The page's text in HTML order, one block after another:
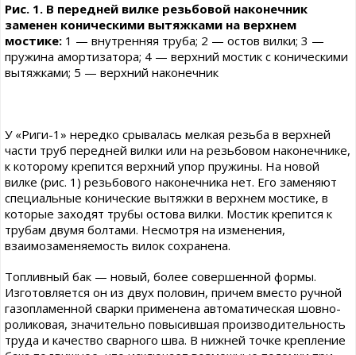
Рис. 1. В передней вилке резьбовой наконечник
заменен коническими вытяжками на верхнем
мостике: 1 — внутренняя труба; 2 — остов вилки; 3 —
пружина амортизатора; 4 — верхний мостик с коническими
вытяжками; 5 — верхний наконечник
У «Риги-1» нередко срывалась мелкая резьба в верхней
части труб передней вилки или на резьбовом наконечнике,
к которому крепится верхний упор пружины. На новой
вилке (рис. 1) резьбового наконечника нет. Его заменяют
специальные конические вытяжки в верхнем мостике, в
которые заходят трубы остова вилки. Мостик крепится к
трубам двумя болтами. Несмотря на изменения,
взаимозаменяемость вилок сохранена.
Топливный бак — новый, более совершенной формы.
Изготовляется он из двух половин, причем вместо ручной
газопламенной сварки применена автоматическая шовно-
роликовая, значительно повысившая производительность
труда и качество сварного шва. В нижней точке крепление